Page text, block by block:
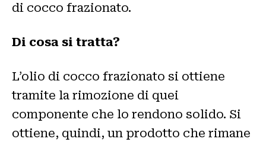
di cocco frazionato.
Di cosa si tratta?
L’olio di cocco frazionato si ottiene
tramite la rimozione di quei
componente che lo rendono solido. Si
ottiene, quindi, un prodotto che rimane